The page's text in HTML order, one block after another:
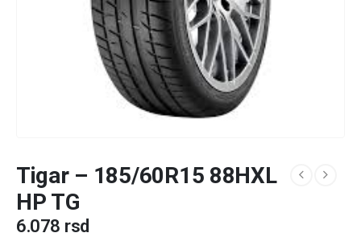
Tigar – 185/60R15 88HXL
HP TG
6.078 rsd